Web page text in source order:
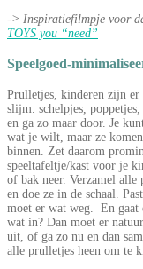
-> Inspiratiefilmpje voor
TOYS you “need”
Speelgoed-
Prulletjes, kinderen zijn er
slijm. schelpjes, poppetjes,
en ga zo maar door. Je
wat je wilt, maar ze
binnen. Zet daarom
speeltafeltje/kast voor je
of bak neer. Verzamel
en doe ze in de schaal.
moet er wat weg. En gaat
wat in? Dan moet er
uit, of ga zo nu en dan
alle prulletjes heen om te